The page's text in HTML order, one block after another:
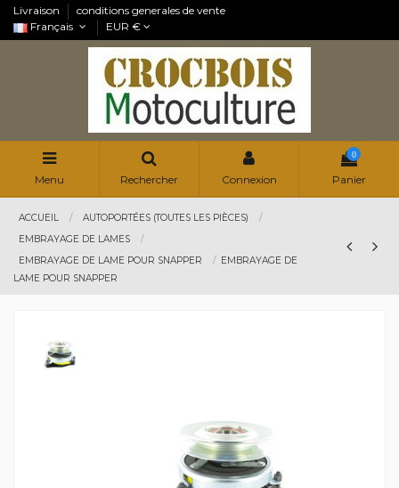
Livraison
conditions generales de vente
Français
EUR €
Menu Rechercher Connexion
0
Panier
ACCUEIL
AUTOPORTÉES (TOUTES LES PIÈCES)
EMBRAYAGE DE LAMES
EMBRAYAGE DE LAME POUR SNAPPER
EMBRAYAGE DE
LAME POUR SNAPPER